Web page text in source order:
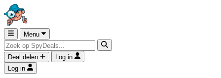
Menu
Deal delen
Log in
Log in